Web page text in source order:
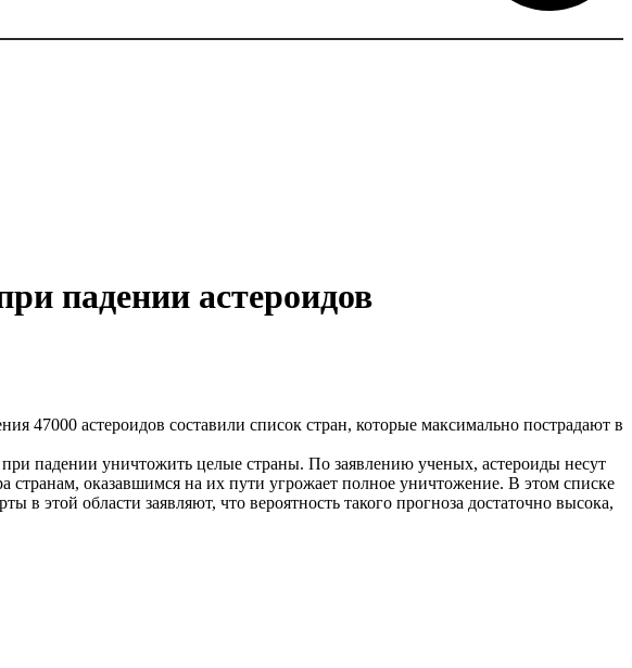
падении астероидов
47000 астероидов составили список стран, которые максимально пострадают в
падении уничтожить целые страны. По заявлению ученых, астероиды несут
оказавшимся на их пути угрожает полное уничтожение. В этом списке
области заявляют, что вероятность такого прогноза достаточно высока,